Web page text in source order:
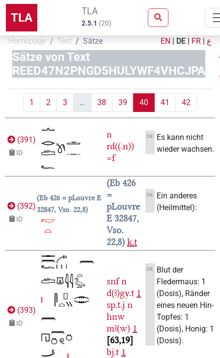
TLA TLA
2.5.1 (20)
Homepage Text Sätze EN | DE | FR | ع
Sätze von Text
REED47N2PNGD5HULYWF4VHCJPA
1 2 3 … 38 39 40 41 42
(391)
ID
n
rd((.n))
=f
DE
Es kann nicht
wieder wachsen.
(392)
ID
Eb 426 = pLouvre E
32847, Vso. 22,8
Eb 426
=
pLouvre
E 32847,
Vso.
22,8 k.t
DE
Ein anderes
(Heilmittel):
(393)
ID
snf n
d(ꜣ)gy.t 1
sp.t.j n
hnw
mꜣ(w) 1
63,19
bj.t 1
DE
Blut der
Fledermaus: 1
(Dosis), Ränder
eines neuen Hin-
Topfes: 1
(Dosis), Honig: 1
(Dosis).